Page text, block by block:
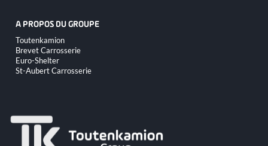
A PROPOS DU GROUPE
Aller
au
contenu
Toutenkamion
Brevet Carrosserie
Euro-Shelter
St-Aubert Carrosserie